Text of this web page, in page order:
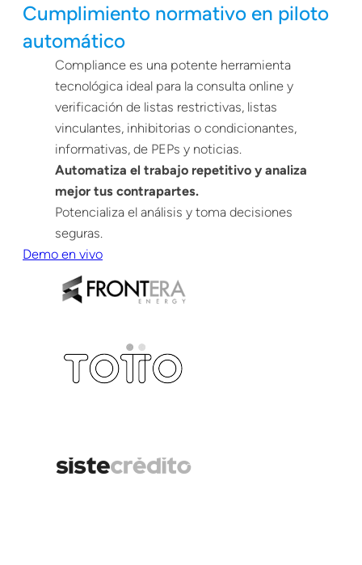
Cumplimiento normativo en piloto
automático
Compliance es una potente herramienta
tecnológica ideal para la consulta online y
verificación de listas restrictivas, listas
vinculantes, inhibitorias o condicionantes,
informativas, de PEPs y noticias.
Automatiza el trabajo repetitivo y analiza
mejor tus contrapartes.
Potencializa el análisis y toma decisiones
seguras.
Demo en vivo